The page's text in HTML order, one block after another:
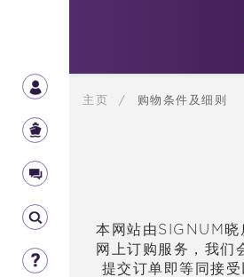
主页 / 购物条件及细则
本网站由SIGNUM晓
网上订购 服 务 ，我们
提交订单 即等同接